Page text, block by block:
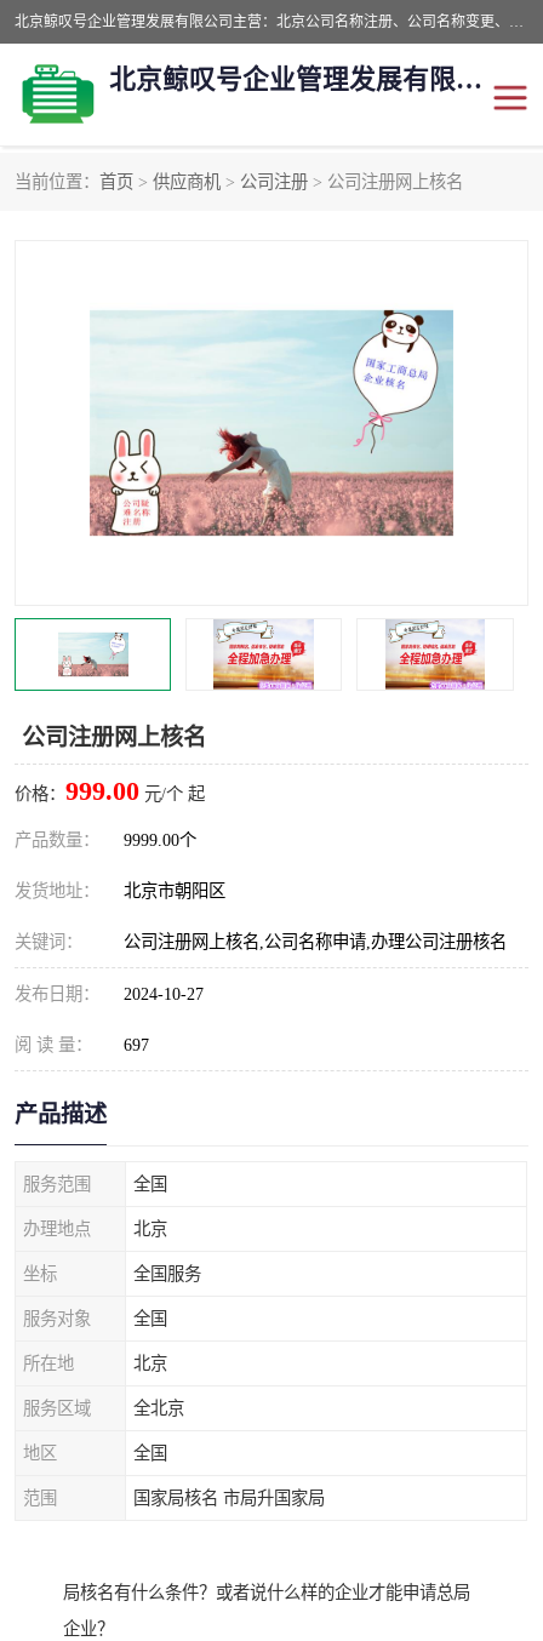
北京鲸叹号企业管理发展有限公司主营：北京公司名称注册、公司名称变更、公司名称去掉省市地域、国字头公司注册、中字头公司注册、总局核名注册等业务，全国统一热线电话：*。北京鲸叹号企业管理发展有限公司在职员工51人，我们有zui好的产品和技术团队，我们为客户提供较好的产品，良好的技术支持，健全的售后服务。
北京鲸叹号企业管理发展有限公司
当前位置： 首页 > 供应商机 > 公司注册 > 公司注册网上核名
公司注册网上核名
价格： 999.00 元/个 起
产品数量： 9999.00个
发货地址： 北京市朝阳区
关键词： 公司注册网上核名,公司名称申请,办理公司注册核名
发布日期： 2024-10-27
阅 读 量： 697
产品描述
服务范围 全国
办理地点 北京
坐标 全国服务
服务对象 全国
所在地 北京
服务区域 全北京
地区 全国
范围 国家局核名 市局升国家局
局核名有什么条件？或者说什么样的企业才能申请总局
企业？
公司转让